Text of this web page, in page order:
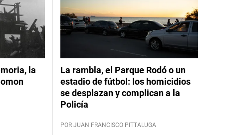
la
La rambla, el Parque Rodó o un
estadio de fútbol: los homicidios
se desplazan y complican a la
Policía
POR JUAN FRANCISCO PITTALUGA